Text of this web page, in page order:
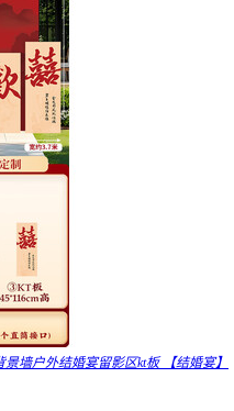
墙户外结婚宴留影区kt板 【结婚宴】